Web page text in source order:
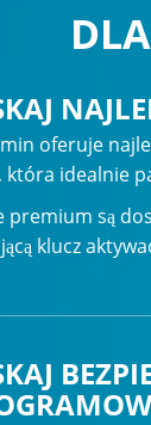
oferuje
która idealnie
premium są
klucz